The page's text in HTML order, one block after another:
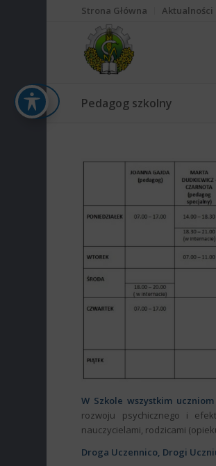
Strona Główna Aktualności
Pedagog szkolny
W Szkole wszystkim
rozwoju psychicznego i
nauczycielami, rodzicami
Droga Uczennico, Drogi